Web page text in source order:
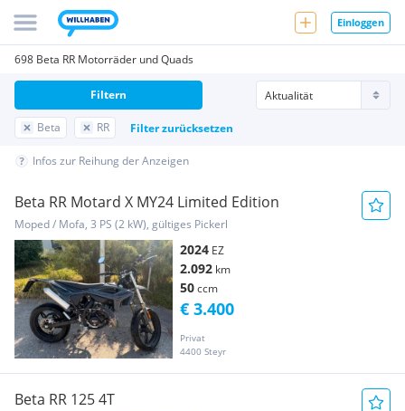
Einloggen
698 Beta RR Motorräder und Quads
Beta RR Filter zurücksetzen
Filtern
Infos zur Reihung der Anzeigen
Beta RR Motard X MY24 Limited Edition
Moped / Mofa, 3 PS (2 kW), gültiges Pickerl
2024 EZ
2.092 km
50ccm
Privat
4400 Steyr
€ 3.400
Beta RR 125 4T